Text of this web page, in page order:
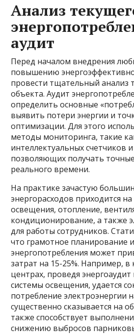
Анализ
аудит
Перед началом внедрения
повышению
провести тщательный анализ
объекта. Аудит
определить основные
выявить потери энергии и
оптимизации. Для этого
методы мониторинга, такие
интеллектуальных счетчиков
позволяющих получать
реального времени.
На практике зачастую
энергорасходов приходится
освещения, отопление,
кондиционирование, а также
для работы сотрудников.
что грамотное планирование
энергопотребления может
затрат на 15-25%. Например, в
центрах, проведя
системы освещения, удается
потребление электроэнергии
существенно сказывается на
также способствует
снижению выбросов